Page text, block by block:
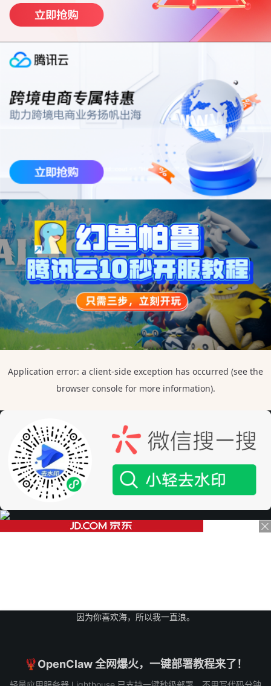
因为你喜欢海，所以我一直浪。
🦞OpenClaw 全网爆火，一键部署教程来了！